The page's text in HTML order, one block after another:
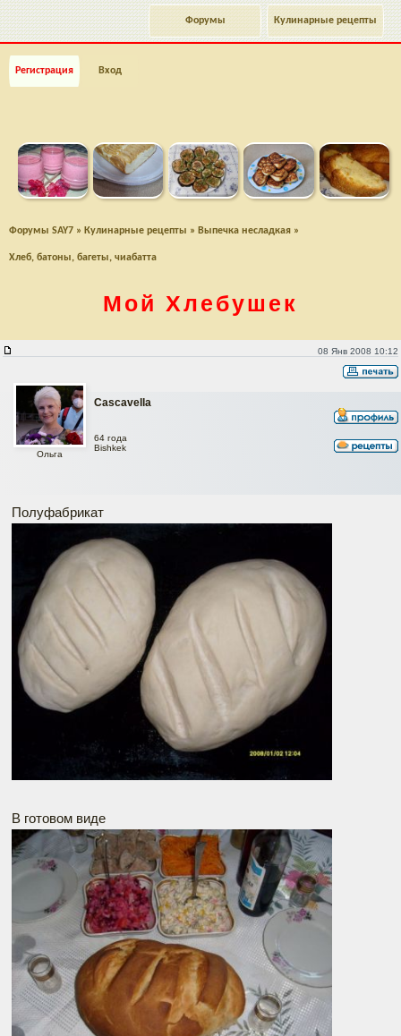
Кулинарные рецепты
Форумы
Регистрация Вход
Форумы SAY7 » Кулинарные рецепты » Выпечка несладкая »
Хлеб, батоны, багеты, чиабатта
Мой Хлебушек
08 Янв 2008 10:12
Cascavella
Ольга
64 года
Bishkek
Полуфабрикат
В готовом виде